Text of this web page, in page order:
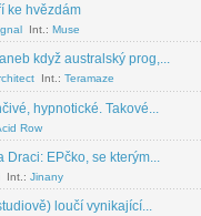
ke hvězdám
Int.: Muse
když australský prog,...
Int.: Teramaze
hypnotické. Takové...
Row
Draci: EPčko, se kterým...
Int.: Jinany
loučí vynikající...